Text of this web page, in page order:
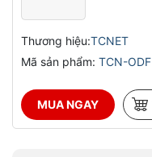
Thương hiệu:TCNET
Mã sản phẩm: TCN-
MUA NGAY